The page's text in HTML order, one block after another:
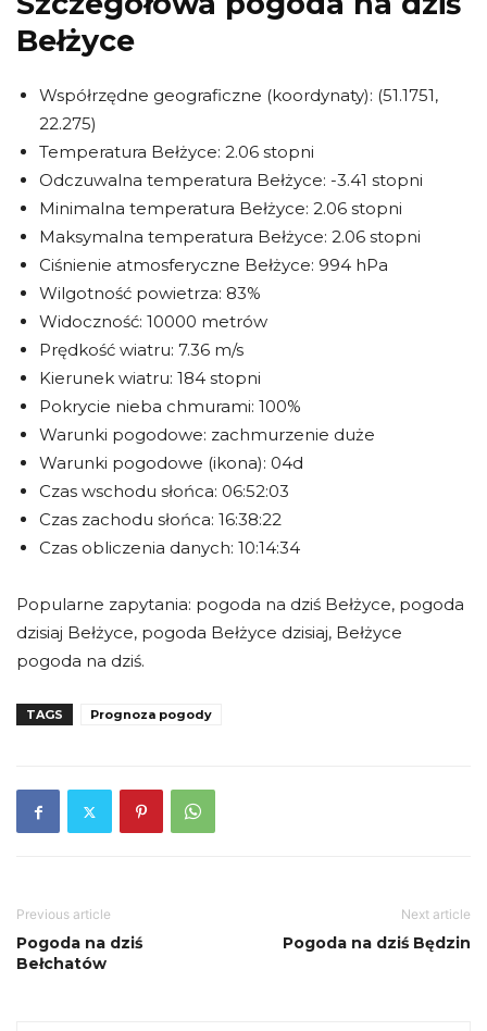
Bełżyce
Współrzędne geograficzne (koordynaty): (51.1751,
22.275)
Temperatura Bełżyce: 2.06 stopni
Odczuwalna temperatura Bełżyce: -3.41 stopni
Minimalna temperatura Bełżyce: 2.06 stopni
Maksymalna temperatura Bełżyce: 2.06 stopni
Ciśnienie atmosferyczne Bełżyce: 994 hPa
Wilgotność powietrza: 83%
Widoczność: 10000 metrów
Prędkość wiatru: 7.36 m/s
Kierunek wiatru: 184 stopni
Pokrycie nieba chmurami: 100%
Warunki pogodowe: zachmurzenie duże
Warunki pogodowe (ikona): 04d
Czas wschodu słońca: 06:52:03
Czas zachodu słońca: 16:38:22
Czas obliczenia danych: 10:14:34
Popularne zapytania: pogoda na dziś Bełżyce, pogoda
dzisiaj Bełżyce, pogoda Bełżyce dzisiaj, Bełżyce
pogoda na dziś.
TAGS Prognoza pogody
Previous article
Pogoda na dziś
Bełchatów
Next article
Pogoda na dziś Będzin